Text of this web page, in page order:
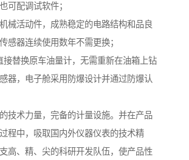
可配调试软件；
械活动件，成熟稳定的电路结构和品良
感器连续使用数年不需更换；
接替换原车油量计，无需重新在油箱上钻
器，电子舱采用防爆设计并通过防爆认
技术力量，完备的计量设施。并在产品
程中，吸取国内外仪器仪表的技术精
高、精、尖的科研开发队伍，使产品性